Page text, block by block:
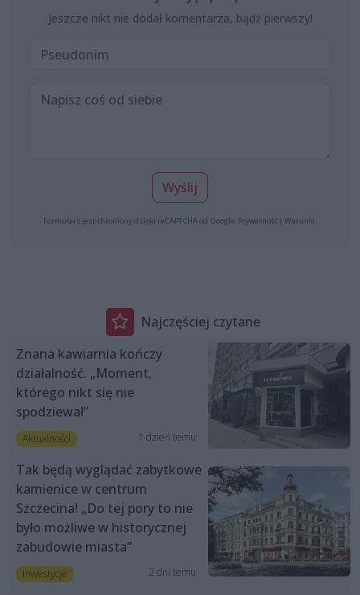
Jeszcze nikt nie dodał komentarza, bądź pierwszy!
Wyślij
Formularz jest chroniony dzięki reCAPTCHA od Google: Prywatność | Warunki
Najczęściej czytane
Znana kawiarnia kończy
działalność. „Moment,
którego nikt się nie
spodziewał”
Aktualności 1 dzień temu
Tak będą wyglądać zabytkowe
kamienice w centrum
Szczecina! „Do tej pory to nie
było możliwe w historycznej
zabudowie miasta”
Inwestycje 2 dni temu